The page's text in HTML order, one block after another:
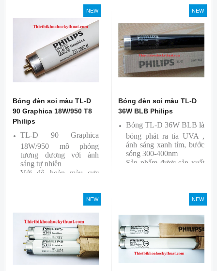
Sản phẩm được sản xuất
bởi hãng Philips, xuất xứ
Ba lan
NEW
Bóng đèn soi màu TL-D
90 Graphica 18W/950 T8
Philips
TL-D 90 Graphica
18W/950 mô phỏng
tương đương với ánh
sáng tự nhiên
Với độ hoàn màu cực
Sản phẩm được sản xuất
bởi hãng Philips, xuất xứ
Ba lan
NEW
Bóng đèn soi màu TL-D
36W BLB Philips
Bóng TL-D 36W BLB là
bóng phát ra tia UVA ,
ánh sáng xanh tím, bước
sóng 300-400nm
Sản phẩm được sản xuất
NEW NEW